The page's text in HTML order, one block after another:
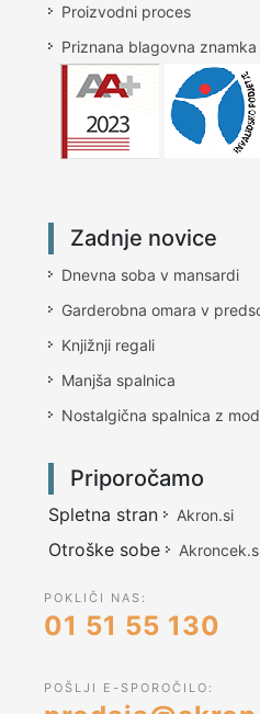
Proizvodni proces
Priznana blagovna znamka
Zadnje novice
Dnevna soba v mansardi
Garderobna omara v
Knjižnji regali
Manjša spalnica
Nostalgična spalnica z
Priporočamo
Spletna stran Akron.si
Otroške sobe
POKLIČI NAS:
01 51 55 130
POŠLJI E-SPOROČILO: